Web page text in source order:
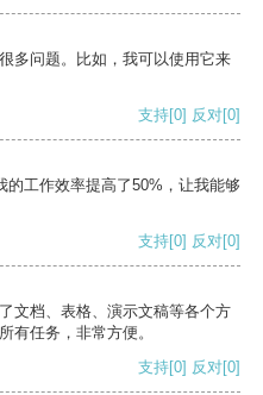
多问题。比如，我可以使用它来
支持[0] 反对[0]
工作效率提高了50%，让我能够
支持[0] 反对[0]
文档、表格、演示文稿等各个方
有任务，非常方便。
支持[0] 反对[0]